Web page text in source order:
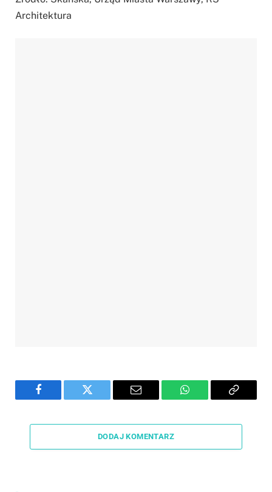
Architektura
Facebook Twitter Email WhatsAppCopy
DODAJ KOMENTARZ